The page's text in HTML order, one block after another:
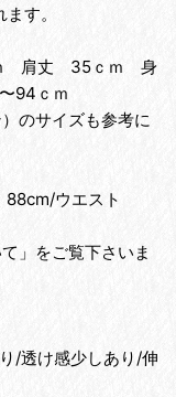
す。
肩丈 35ｃｍ 身
94ｃｍ
のサイズも参考に
ウエスト
」をご覧下さいま
/透け感少しあり/伸